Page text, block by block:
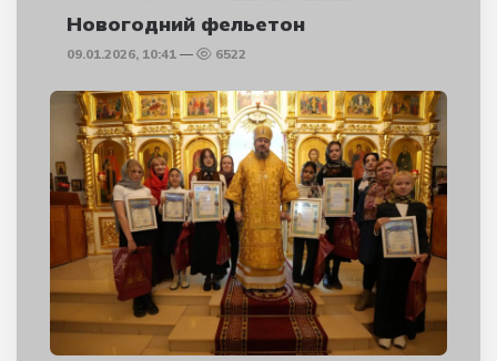
Новогодний фельетон
09.01.2026, 10:41 6522